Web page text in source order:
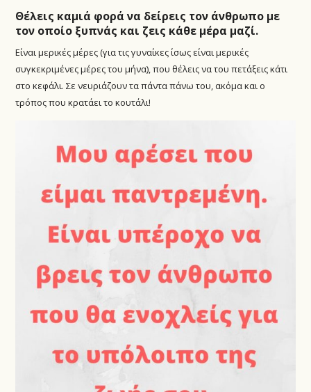
Θέλεις καμιά φορά να δείρεις τον άνθρωπο με
τον οποίο ξυπνάς και ζεις κάθε μέρα μαζί.
Είναι μερικές μέρες (για τις γυναίκες ίσως είναι μερικές
συγκεκριμένες μέρες του μήνα), που θέλεις να του πετάξεις κάτι
στο κεφάλι. Σε νευριάζουν τα πάντα πάνω του, ακόμα και ο
τρόπος που κρατάει το κουτάλι!